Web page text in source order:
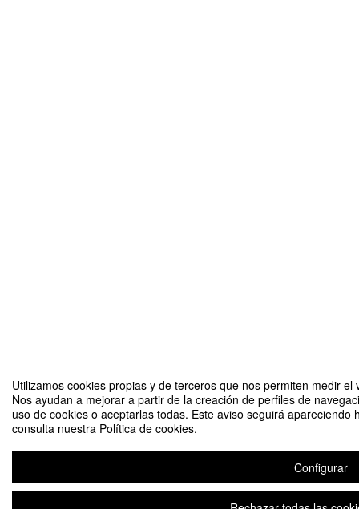
Utilizamos cookies propias y de terceros que nos permiten medir
Nos ayudan a mejorar a partir de la creación de perfiles de
uso de cookies o aceptarlas todas. Este aviso seguirá
consulta nuestra Política de cookies.
Configurar